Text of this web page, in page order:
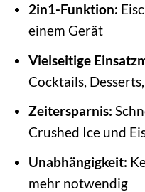
2in1-Funktion:
einem Gerät
Vielseitige
Cocktails,
Zeitersparnis:
Crushed Ice und
Unabhängigkeit:
mehr notwendig